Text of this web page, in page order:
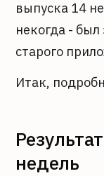
выпуска 14
некогда -
старого
Итак,
недель